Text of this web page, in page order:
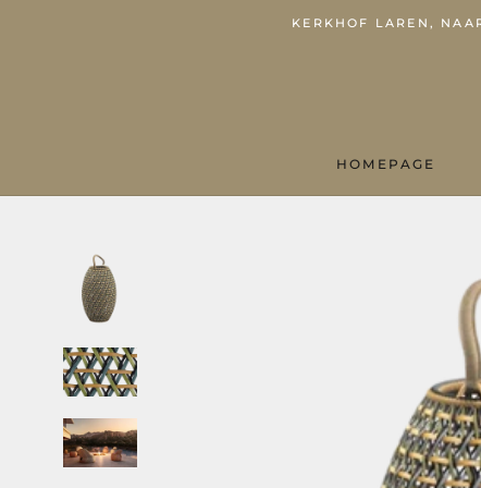
KERKHOF LAREN,
HOMEPAGE